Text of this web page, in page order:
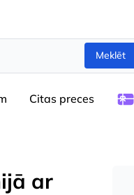
Meklēt
Сitas preces
ar